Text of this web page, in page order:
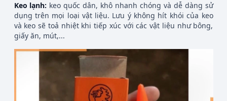
Keo lạnh: keo quốc dân, khô nhanh chóng và dễ dàng sử
dụng trên mọi loại vật liệu. Lưu ý không hít khói của keo
và keo sẽ toả nhiệt khi tiếp xúc với các vật liệu như bông,
giấy ăn, mút,...